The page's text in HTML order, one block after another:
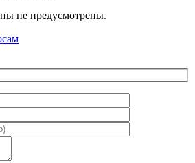
не предусмотрены.